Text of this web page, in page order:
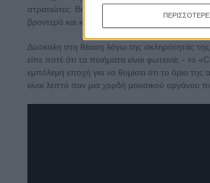
στρατιώτες. Βουτηγμένη στον πόλεμο, η ταινία
βροντερό και καταδικαστικό.
Δύσκολη στη θέαση λόγω της σκληρότητάς της,
είπε ποτέ ότι τα ποιήματα είναι φωτεινά; - το
εμπόλεμη εποχή για να θυμίσει ότι το όριο
είναι λεπτό σαν μια χορδή μουσικού οργάνου